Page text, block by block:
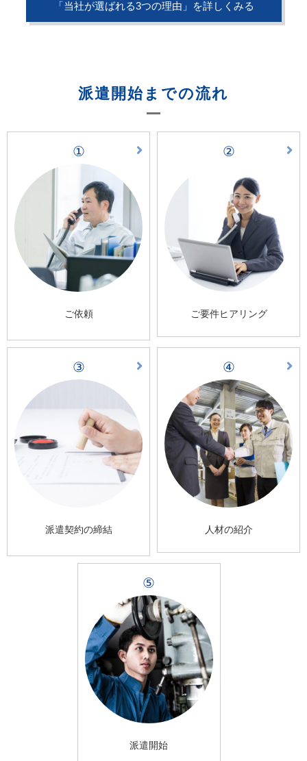
「当社が選ばれる3つの理由」を詳しくみる
派遣開始までの流れ
①
ご依頼
②
ご要件ヒアリング
③
派遣契約の締結
④
人材の紹介
⑤
派遣開始